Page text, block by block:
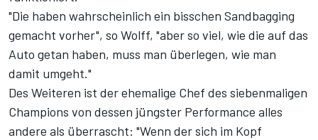
"Die haben wahrscheinlich ein bisschen Sandbagging
gemacht vorher", so Wolff, "aber so viel, wie die auf das
Auto getan haben, muss man überlegen, wie man
damit umgeht."
Des Weiteren ist der ehemalige Chef des siebenmaligen
Champions von dessen jüngster Performance alles
andere als überrascht: "Wenn der sich im Kopf